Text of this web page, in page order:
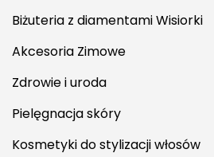
Biżuteria z diamentami Wisiorki
Akcesoria Zimowe
Zdrowie i uroda
Pielęgnacja skóry
Kosmetyki do stylizacji włosów